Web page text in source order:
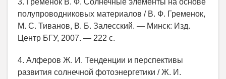
полупроводниковых материалов / В. Ф. Гременок,
М. С. Тиванов, В. Б. Залесский. — Минск: Изд.
Центр БГУ, 2007. — 222 с.
4. Алферов Ж. И. Тенденции и перспективы
развития солнечной фотоэнергетики / Ж. И.